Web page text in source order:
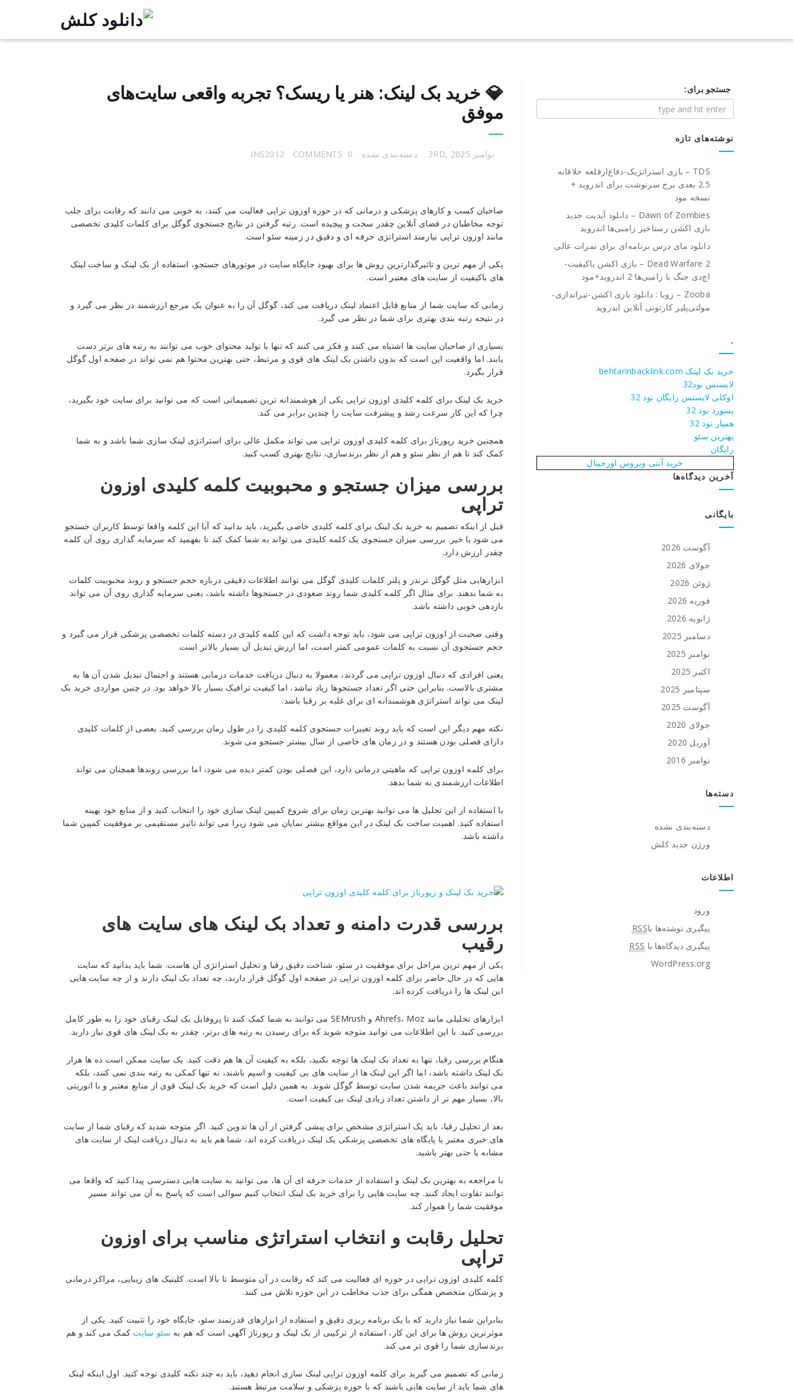
💎 خرید بک لینک: هنر یا ریسک؟ تجربه واقعی سایت‌های
موفق
نوامبر 3RD, 2025 دسته‌بندی نشده 0 COMMENTS
INS2012
بک
لینک:
هنر
تجربه
واقعی
موفق
by
Ins2012
on
3Rating:
صاحبان کسب و کارهای پزشکی و درمانی که در حوزه اوزون تراپی فعالیت می کنند، به خوبی می دانند که رقابت برای جلب
توجه مخاطبان در فضای آنلاین چقدر سخت و پیچیده است. رتبه گرفتن در نتایج جستجوی گوگل برای کلمات کلیدی تخصصی
مانند اوزون تراپی نیازمند استراتژی حرفه ای و دقیق در زمینه سئو است.
یکی از مهم ترین و تاثیرگذارترین روش ها برای بهبود جایگاه سایت در موتورهای جستجو، استفاده از بک لینک و ساخت لینک
های باکیفیت از سایت های معتبر است.
زمانی که سایت شما از منابع قابل اعتماد لینک دریافت می کند، گوگل آن را به عنوان یک مرجع ارزشمند در نظر می گیرد و
در نتیجه رتبه بندی بهتری برای شما در نظر می گیرد.
بسیاری از صاحبان سایت ها اشتباه می کنند و فکر می کنند که تنها با تولید محتوای خوب می توانند به رتبه های برتر دست
یابند. اما واقعیت این است که بدون داشتن بک لینک های قوی و مرتبط، حتی بهترین محتوا هم نمی تواند در صفحه اول گوگل
قرار بگیرد.
خرید بک لینک برای کلمه کلیدی اوزون تراپی یکی از هوشمندانه ترین تصمیماتی است که می توانید برای سایت خود بگیرید،
چرا که این کار سرعت رشد و پیشرفت سایت را چندین برابر می کند.
همچنین خرید رپورتاژ برای کلمه کلیدی اوزون تراپی می تواند مکمل عالی برای استراتژی لینک سازی شما باشد و به شما
کمک کند تا هم از نظر سئو و هم از نظر برندسازی، نتایج بهتری کسب کنید.
بررسی میزان جستجو و محبوبیت کلمه کلیدی اوزون
تراپی
قبل از اینکه تصمیم به خرید بک لینک برای کلمه کلیدی خاصی بگیرید، باید بدانید که آیا این کلمه واقعا توسط کاربران جستجو
می شود یا خیر. بررسی میزان جستجوی یک کلمه کلیدی می تواند به شما کمک کند تا بفهمید که سرمایه گذاری روی آن کلمه
چقدر ارزش دارد.
ابزارهایی مثل گوگل ترندز و پلنر کلمات کلیدی گوگل می توانند اطلاعات دقیقی درباره حجم جستجو و روند محبوبیت کلمات
به شما بدهند. برای مثال اگر کلمه کلیدی شما روند صعودی در جستجوها داشته باشد، یعنی سرمایه گذاری روی آن می تواند
بازدهی خوبی داشته باشد.
وقتی صحبت از اوزون تراپی می شود، باید توجه داشت که این کلمه کلیدی در دسته کلمات تخصصی پزشکی قرار می گیرد و
حجم جستجوی آن نسبت به کلمات عمومی کمتر است، اما ارزش تبدیل آن بسیار بالاتر است.
یعنی افرادی که دنبال اوزون تراپی می گردند، معمولا به دنبال دریافت خدمات درمانی هستند و احتمال تبدیل شدن آن ها به
مشتری بالاست. بنابراین حتی اگر تعداد جستجوها زیاد نباشد، اما کیفیت ترافیک بسیار بالا خواهد بود. در چنین مواردی خرید بک
لینک می تواند استراتژی هوشمندانه ای برای غلبه بر رقبا باشد.
نکته مهم دیگر این است که باید روند تغییرات جستجوی کلمه کلیدی را در طول زمان بررسی کنید. بعضی از کلمات کلیدی
دارای فصلی بودن هستند و در زمان های خاصی از سال بیشتر جستجو می شوند.
برای کلمه اوزون تراپی که ماهیتی درمانی دارد، این فصلی بودن کمتر دیده می شود، اما بررسی روندها همچنان می تواند
اطلاعات ارزشمندی به شما بدهد.
با استفاده از این تحلیل ها می توانید بهترین زمان برای شروع کمپین لینک سازی خود را انتخاب کنید و از منابع خود بهینه
استفاده کنید. اهمیت ساخت بک لینک در این مواقع بیشتر نمایان می شود زیرا می تواند تاثیر مستقیمی بر موفقیت کمپین شما
داشته باشد.
بررسی قدرت دامنه و تعداد بک لینک های سایت های
رقیب
یکی از مهم ترین مراحل برای موفقیت در سئو، شناخت دقیق رقبا و تحلیل استراتژی آن هاست. شما باید بدانید که سایت
هایی که در حال حاضر برای کلمه اوزون تراپی در صفحه اول گوگل قرار دارند، چه تعداد بک لینک دارند و از چه سایت هایی
این لینک ها را دریافت کرده اند.
ابزارهای تحلیلی مانند Ahrefs، Moz و SEMrush می توانند به شما کمک کنند تا پروفایل بک لینک رقبای خود را به طور کامل
بررسی کنید. با این اطلاعات می توانید متوجه شوید که برای رسیدن به رتبه های برتر، چقدر به بک لینک های قوی نیاز دارید.
هنگام بررسی رقبا، تنها به تعداد بک لینک ها توجه نکنید، بلکه به کیفیت آن ها هم دقت کنید. یک سایت ممکن است ده ها هزار
بک لینک داشته باشد، اما اگر این لینک ها از سایت های بی کیفیت و اسپم باشند، نه تنها کمکی به رتبه بندی نمی کنند، بلکه
می توانند باعث جریمه شدن سایت توسط گوگل شوند. به همین دلیل است که خرید بک لینک قوی از منابع معتبر و با اتوریتی
بالا، بسیار مهم تر از داشتن تعداد زیادی لینک بی کیفیت است.
بعد از تحلیل رقبا، باید یک استراتژی مشخص برای پیشی گرفتن از آن ها تدوین کنید. اگر متوجه شدید که رقبای شما از سایت
های خبری معتبر یا پایگاه های تخصصی پزشکی بک لینک دریافت کرده اند، شما هم باید به دنبال دریافت لینک از سایت های
مشابه یا حتی بهتر باشید.
با مراجعه به بهترین بک لینک و استفاده از خدمات حرفه ای آن ها، می توانید به سایت هایی دسترسی پیدا کنید که واقعا می
توانند تفاوت ایجاد کنند. چه سایت هایی را برای خرید بک لینک انتخاب کنیم سوالی است که پاسخ به آن می تواند مسیر
موفقیت شما را هموار کند.
تحلیل رقابت و انتخاب استراتژی مناسب برای اوزون
تراپی
کلمه کلیدی اوزون تراپی در حوزه ای فعالیت می کند که رقابت در آن متوسط تا بالا است. کلینیک های زیبایی، مراکز درمانی
و پزشکان متخصص همگی برای جذب مخاطب در این حوزه تلاش می کنند.
بنابراین شما نیاز دارید که با یک برنامه ریزی دقیق و استفاده از ابزارهای قدرتمند سئو، جایگاه خود را تثبیت کنید. یکی از
موثرترین روش ها برای این کار، استفاده از ترکیبی از بک لینک و رپورتاژ آگهی است که هم به سئو سایت کمک می کند و هم
برندسازی شما را قوی تر می کند.
زمانی که تصمیم می گیرید برای کلمه اوزون تراپی لینک سازی انجام دهید، باید به چند نکته کلیدی توجه کنید. اول اینکه لینک
های شما باید از سایت هایی باشند که با حوزه پزشکی و سلامت مرتبط هستند.
جستجو برای:
نوشته‌های تازه
TDS – بازی استراتژیک-دفاع‌از‌قلعه خلاقانه
2.5 بعدی برج سرنوشت برای اندروید +
نسخه مود
Dawn of Zombies – دانلود آپدیت جدید
بازی اکشن رستاخیز زامبی‌ها اندروید
دانلود مای درس برنامه‌ای برای نمرات عالی
Dead Warfare 2 – بازی اکشن باکیفیت-
اچ‌دی جنگ با زامبی‌ها 2 اندروید+مود
Zooba – زوبا : دانلود بازی اکشن-تیراندازی-
مولتی‌پلیر کارتونی آنلاین اندروید
.
خرید بک لینک behtarinbacklink.com
لایسنس نود32
اوکلی لایسنس رایگان نود 32
پسورد نود 32
همیار نود 32
بهترین سئو
رایگان
خرید آنتی ویروس اورجینال
آخرین دیدگاه‌ها
بایگانی
آگوست 2026
جولای 2026
ژوئن 2026
فوریه 2026
ژانویه 2026
دسامبر 2025
نوامبر 2025
اکتبر 2025
سپتامبر 2025
آگوست 2025
جولای 2020
آوریل 2020
نوامبر 2016
دسته‌ها
دسته‌بندی نشده
ورژن جدید کلش
اطلاعات
ورود
پیگیری نوشته‌ها باRSS
پیگیری دیدگاه‌ها با RSS
WordPress.org